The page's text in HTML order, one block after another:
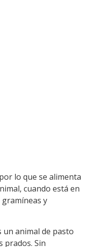
lo que se alimenta
cuando está en
y
animal de pasto
prados. Sin